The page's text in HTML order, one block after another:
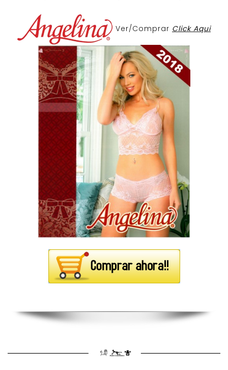
Ver/Comprar Click Aqui